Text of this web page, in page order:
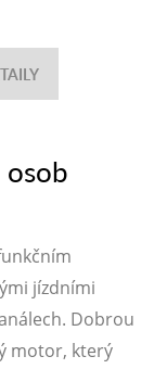
jízdními
Dobrou
motor, který